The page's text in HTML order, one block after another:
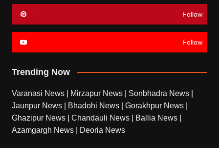
Follow
Follow
Trending Now
Varanasi News Mirzapur News Sonbhadra News
Jaunpur News
Bhadohi News Gorakhpur News
Ghazipur News
Chandauli News Ballia News
Azamgargh News
Deoria News